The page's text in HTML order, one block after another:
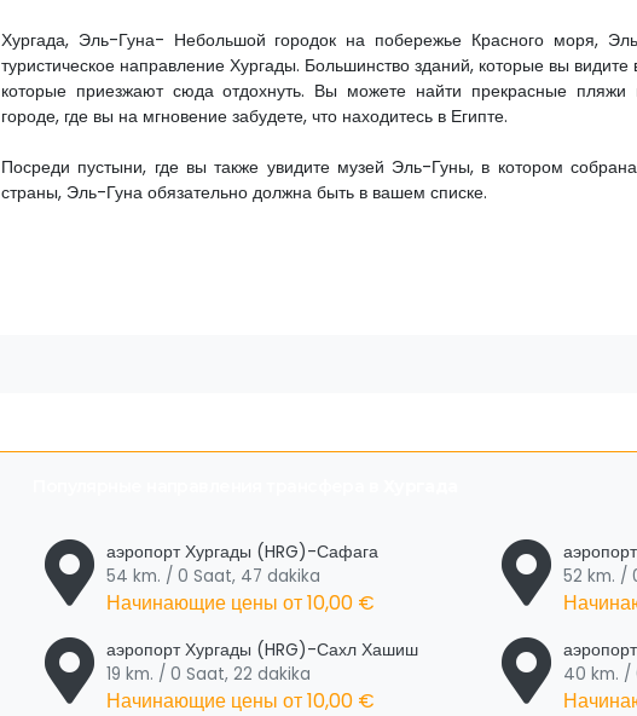
Хургада, Эль-Гуна- Небольшой городок на побережье Красного моря,
туристическое направление Хургады. Большинство зданий, которые вы видите
которые приезжают сюда отдохнуть. Вы можете найти прекрасные
городе, где вы на мгновение забудете, что находитесь в Египте.
Посреди пустыни, где вы также увидите музей Эль-Гуны, в котором
страны, Эль-Гуна обязательно должна быть в вашем списке.
аэропорт Хургады (HRG)-Сафага
54 km. / 0 Saat, 47 dakika
Начинающие цены от10,00 €
52 km. /
аэропорт Хургады (HRG)-Сахл Хашиш
19 km. / 0 Saat, 22 dakika
Начинающие цены от10,00 €
40 km. /